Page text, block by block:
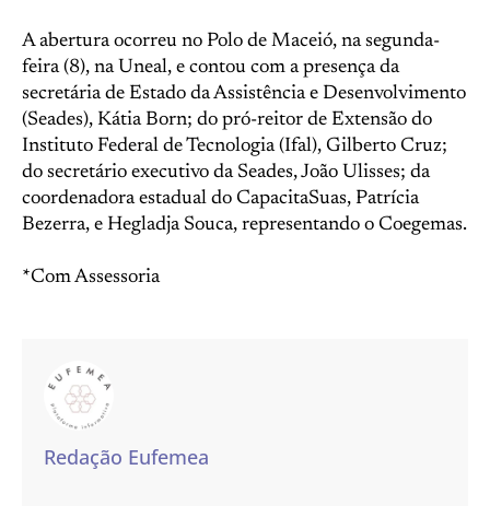
A abertura ocorreu no Polo de Maceió, na segunda-
feira (8), na Uneal, e contou com a presença da
secretária de Estado da Assistência e Desenvolvimento
(Seades), Kátia Born; do pró-reitor de Extensão do
Instituto Federal de Tecnologia (Ifal), Gilberto Cruz;
do secretário executivo da Seades, João Ulisses; da
coordenadora estadual do CapacitaSuas, Patrícia
Bezerra, e Hegladja Souca, representando o Coegemas.
*Com Assessoria
Redação Eufemea